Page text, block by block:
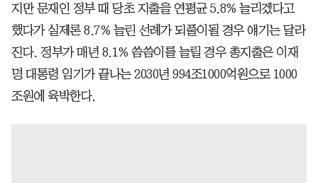
지만 문재인 정부 때 당초 지출을 연평균 5.8% 늘리겠다고
했다가 실제론 8.7% 늘린 선례가 되풀이될 경우 얘기는 달라
진다. 정부가 매년 8.1% 씀씀이를 늘릴 경우 총지출은 이재
명 대통령 임기가 끝나는 2030년 994조1000억원으로 1000
조원에 육박한다.